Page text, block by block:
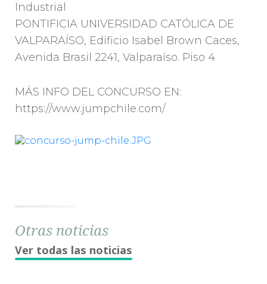
Industrial
PONTIFICIA UNIVERSIDAD CATÓLICA DE
VALPARAÍSO, Edificio Isabel Brown Caces,
Avenida Brasil 2241, Valparaíso. Piso 4
MÁS INFO DEL CONCURSO EN:
https://www.jumpchile.com/
Otras noticias
Ver todas las noticias